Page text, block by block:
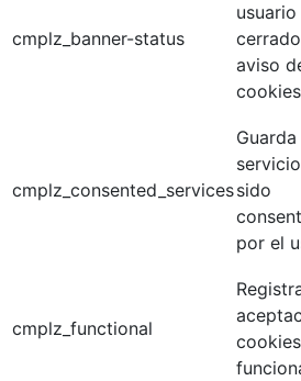
cmplz_banner-status
usuario
aviso
cmplz_consented_servicessido
por el
cmplz_functional
cookies